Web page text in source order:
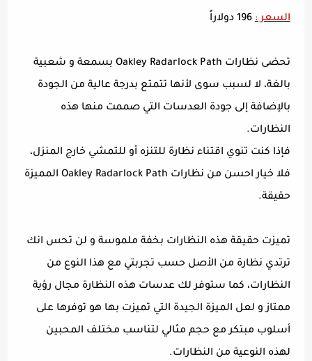
السعر :196 دولاراً
تحضى نظارات Oakley Radarlock Path بسمعة و شعبية
بالغة، لا لسبب سوى لأنها تتمتع بدرجة عالية من الجودة
بالإضافة إلى جودة العدسات التي صممت منها هذه
النظارات.
فإذا كنت تنوي اقتناء نظارة للتنزه أو للتمشي خارج المنزل،
فلا خيار احسن من نظارات Oakley Radarlock Path المميزة
حقيقة.
تميزت حقيقة هذه النظارات بخفة ملموسة و لن تحس انك
ترتدي نظارة من الأصل حسب تجربتي مع هذا النوع من
النظارات، كما ستوفر لك عدسات هذه النظارة مجال رؤية
ممتاز و لعل الميزة الجيدة التي تميزت بها هو توفرها على
أسلوب مبتكر مع حجم مثالي لتناسب مختلف المحبين
لهذه النوعية من النظارات.